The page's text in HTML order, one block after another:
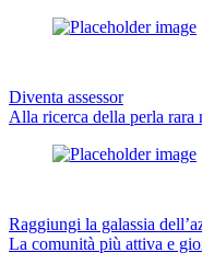
Diventa assessor
Alla ricerca della perla
Raggiungi la galassia
La comunità più attiva e